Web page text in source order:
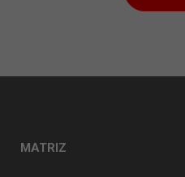
MATRIZ